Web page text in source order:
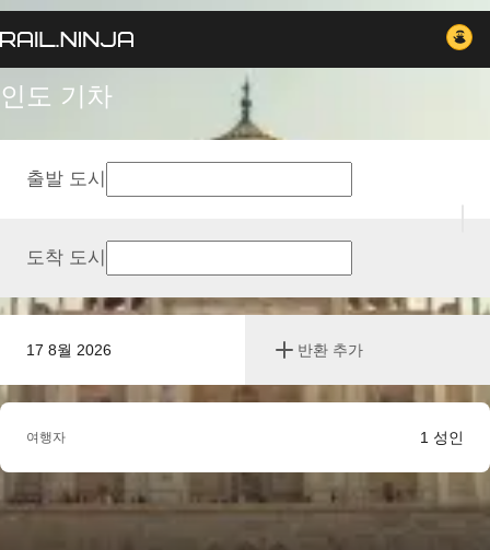
인도 기차
17 8월 2026 반환 추가
출발 도시
도착 도시
여행자 1 성인